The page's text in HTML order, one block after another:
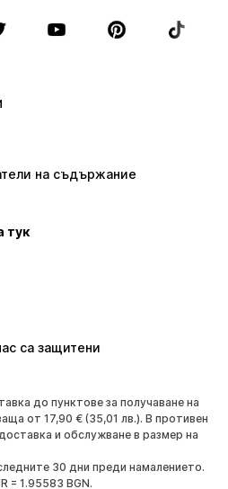
Premium
Пуловери и Трикотаж
Поли
Популярно
Боти
на съдържание
тук
са защитени
до пунктове за получаване на
от 17,90 € (35,01 лв.). В противен
и обслужване в размер на
30 дни преди намалението.
= 1.95583 BGN.